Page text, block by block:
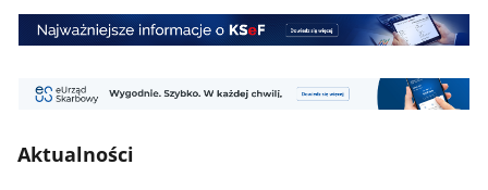
Najważniejsze
informacje
KSeF
Twój
Aktualności